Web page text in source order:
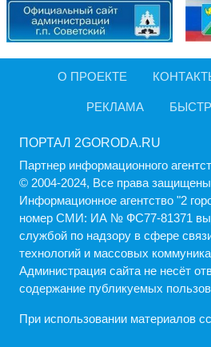
О ПРОЕКТЕ
РЕКЛАМА
ПОРТАЛ 2GORODA.RU
Партнер информационного
© 2004-2024, Все права
Информационное агентство "2
номер СМИ: ИА № ФС77-81371
службой по надзору в сфере
технологий и массовых
Администрация cайта не несёт
содержание публикуемых
При использовании материалов